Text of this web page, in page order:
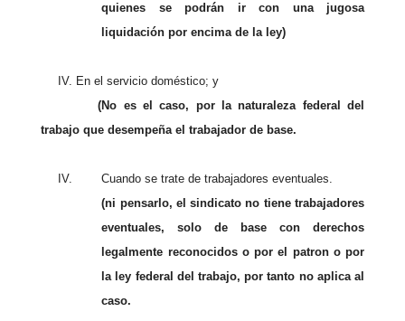
quienes se podrán ir con una jugosa
liquidación por encima de la ley)
IV. En el servicio doméstico; y
(No es el caso, por la naturaleza federal del
trabajo que desempeña el trabajador de base.
IV.
Cuando se trate de trabajadores eventuales.
(ni pensarlo, el sindicato no tiene trabajadores
eventuales, solo de base con derechos
legalmente reconocidos o por el patron o por
la ley federal del trabajo, por tanto no aplica al
caso.